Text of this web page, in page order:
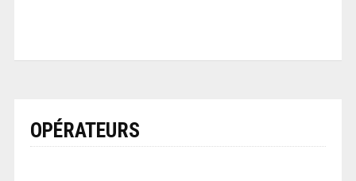
OPÉRATEURS